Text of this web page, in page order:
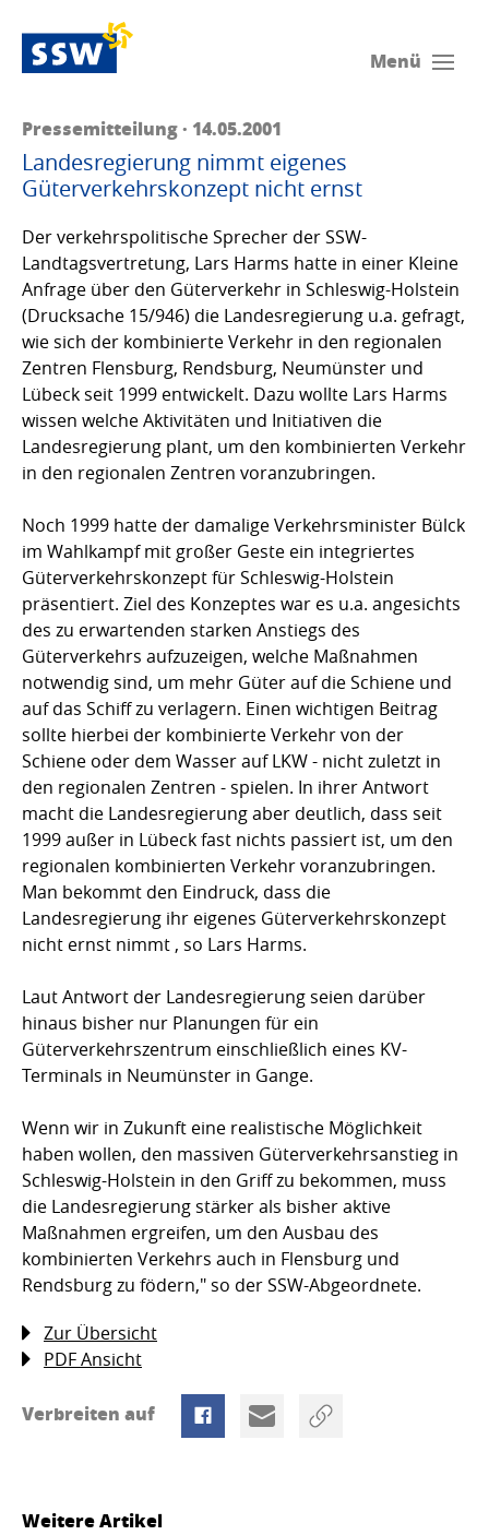
Menü
Pressemitteilung · 14.05.2001
Landesregierung nimmt eigenes
Güterverkehrskonzept nicht ernst
Der verkehrspolitische Sprecher der SSW-
Landtagsvertretung, Lars Harms hatte in einer Kleine
Anfrage über den Güterverkehr in Schleswig-Holstein
(Drucksache 15/946) die Landesregierung u.a. gefragt,
wie sich der kombinierte Verkehr in den regionalen
Zentren Flensburg, Rendsburg, Neumünster und
Lübeck seit 1999 entwickelt. Dazu wollte Lars Harms
wissen welche Aktivitäten und Initiativen die
Landesregierung plant, um den kombinierten Verkehr
in den regionalen Zentren voranzubringen.
Noch 1999 hatte der damalige Verkehrsminister Bülck
im Wahlkampf mit großer Geste ein integriertes
Güterverkehrskonzept für Schleswig-Holstein
präsentiert. Ziel des Konzeptes war es u.a. angesichts
des zu erwartenden starken Anstiegs des
Güterverkehrs aufzuzeigen, welche Maßnahmen
notwendig sind, um mehr Güter auf die Schiene und
auf das Schiff zu verlagern. Einen wichtigen Beitrag
sollte hierbei der kombinierte Verkehr von der
Schiene oder dem Wasser auf LKW - nicht zuletzt in
den regionalen Zentren - spielen. In ihrer Antwort
macht die Landesregierung aber deutlich, dass seit
1999 außer in Lübeck fast nichts passiert ist, um den
regionalen kombinierten Verkehr voranzubringen.
Man bekommt den Eindruck, dass die
Landesregierung ihr eigenes Güterverkehrskonzept
nicht ernst nimmt , so Lars Harms.
Laut Antwort der Landesregierung seien darüber
hinaus bisher nur Planungen für ein
Güterverkehrszentrum einschließlich eines KV-
Terminals in Neumünster in Gange.
Wenn wir in Zukunft eine realistische Möglichkeit
haben wollen, den massiven Güterverkehrsanstieg in
Schleswig-Holstein in den Griff zu bekommen, muss
die Landesregierung stärker als bisher aktive
Maßnahmen ergreifen, um den Ausbau des
kombinierten Verkehrs auch in Flensburg und
Rendsburg zu födern," so der SSW-Abgeordnete.
Zur Übersicht
PDF Ansicht
Verbreiten auf
Weitere Artikel